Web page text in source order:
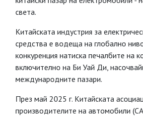
света.
Китайската индустрия за
средства е водеща на глобално
конкуренция натиска печалбите на
включително на Би Уай Ди,
международните пазари.
През май 2025 г. Китайската
производителите на автомобили